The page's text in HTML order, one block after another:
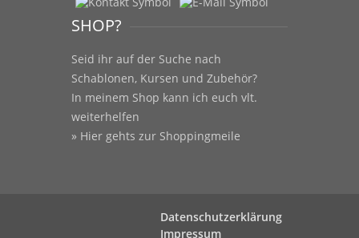
SHOP?
Seid ihr auf der Suche nach
Schablonen, Kursen und Zubehör?
In meinem Shop kann ich euch vlt.
weiterhelfen
» Hier gehts zur Shoppingmeile
Datenschutzerklärung
Impressum